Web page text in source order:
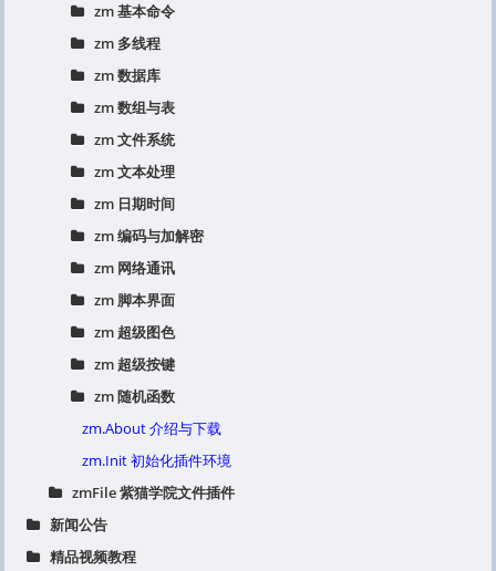
zm 基本命令
zm 多线程
zm 数据库
zm 数组与表
zm 文件系统
zm 文本处理
zm 日期时间
zm 编码与加解密
zm 网络通讯
zm 脚本界面
zm 超级图色
zm 超级按键
zm 随机函数
zm.About 介绍与下载
zm.Init 初始化插件环境
zmFile 紫猫学院文件插件
新闻公告
精品视频教程